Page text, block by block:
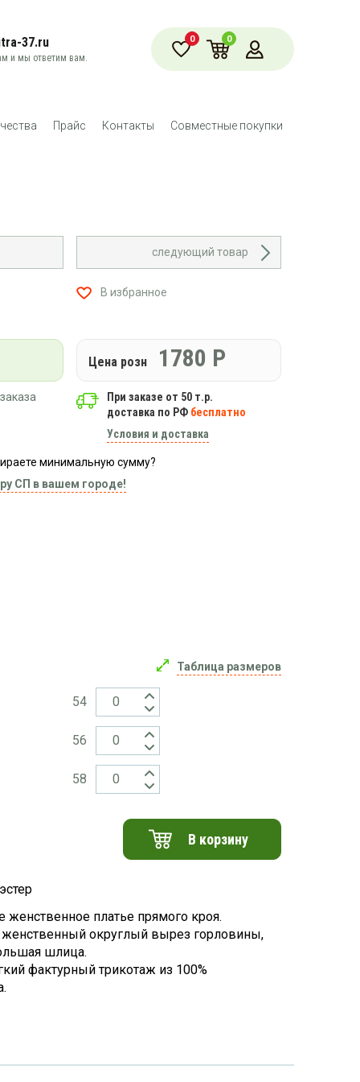
37.ru
и мы ответим вам.
0 0
Прайс Контакты Совместные покупки
следующий товар
В избранное
Цена розн 1780 Р
При заказе от 50 т.р.
доставка по РФ бесплатно
Условия и доставка
минимальную сумму?
СП в вашем городе!
Таблица размеров
54
56
58
В корзину
женственное платье прямого кроя.
округлый вырез горловины,
шлица.
фактурный трикотаж из 100%